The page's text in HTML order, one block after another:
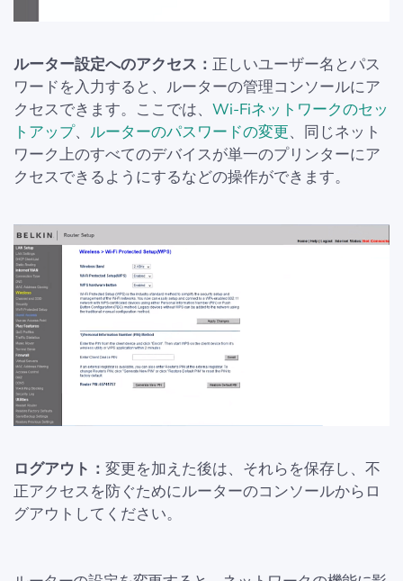
ルーター設定へのアクセス： 正しいユーザー名とパス
ワードを入力すると、ルーターの管理コンソールにア
クセスできます。ここでは、 Wi-Fiネットワークのセッ
トアップ、 ルーターのパスワードの変更、同じネット
ワーク上のすべてのデバイスが単一のプリンターにア
クセスできるようにするなどの操作ができます。
ログアウト： 変更を加えた後は、それらを保存し、不
正アクセスを防ぐためにルーターのコンソールからロ
グアウトしてください。